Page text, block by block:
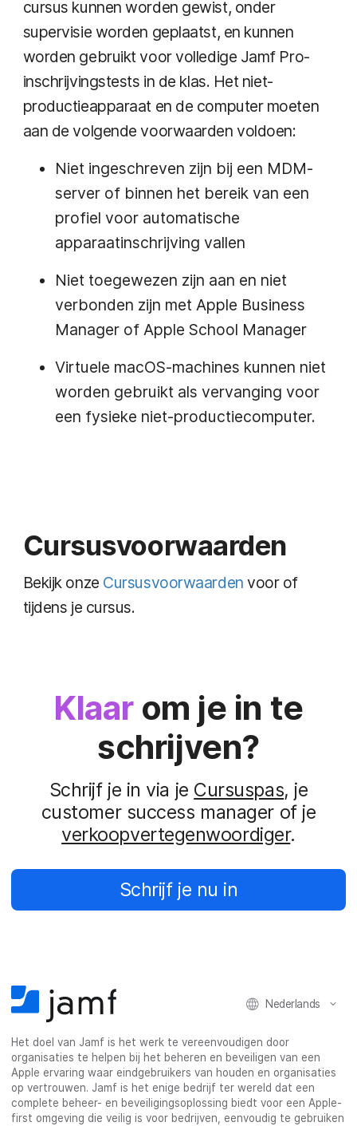
cursus kunnen worden gewist, onder
supervisie worden geplaatst, en kunnen
worden gebruikt voor volledige Jamf Pro-
inschrijvingstests in de klas. Het niet-
productieapparaat en de computer moeten
aan de volgende voorwaarden voldoen:
Niet ingeschreven zijn bij een MDM-
server of binnen het bereik van een
profiel voor automatische
apparaatinschrijving vallen
Niet toegewezen zijn aan en niet
verbonden zijn met Apple Business
Manager of Apple School Manager
Virtuele macOS-machines kunnen niet
worden gebruikt als vervanging voor
een fysieke niet-productiecomputer.
Cursusvoorwaarden
Bekijk onze Cursusvoorwaarden voor of
tijdens je cursus.
Klaarom je in te
schrijven?
Schrijf je in via je Cursuspas, je
customer success manager of je
verkoopvertegenwoordiger.
Schrijf je nu in
Nederlands
Het doel van Jamf is het werk te vereenvoudigen door
organisaties te helpen bij het beheren en beveiligen van een
Apple ervaring waar eindgebruikers van houden en organisaties
op vertrouwen. Jamf is het enige bedrijf ter wereld dat een
complete beheer- en beveiligingsoplossing biedt voor een Apple-
first omgeving die veilig is voor bedrijven, eenvoudig te gebruiken